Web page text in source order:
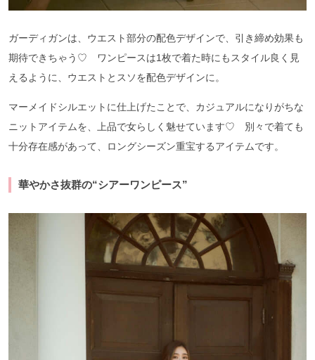
ガーディガンは、ウエスト部分の配色デザインで、引き締め効果も
期待できちゃう♡ ワンピースは1枚で着た時にもスタイル良く見
えるように、ウエストとスソを配色デザインに。
マーメイドシルエットに仕上げたことで、カジュアルになりがちな
ニットアイテムを、上品で女らしく魅せています♡ 別々で着ても
十分存在感があって、ロングシーズン重宝するアイテムです。
華やかさ抜群の“シアーワンピース”